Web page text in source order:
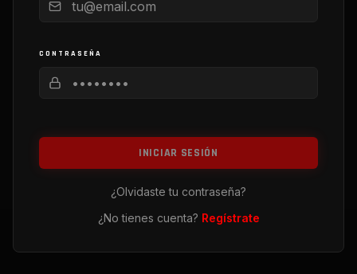
CONTRASEÑA
INICIAR SESIÓN
¿Olvidaste tu contraseña?
¿No tienes cuenta? Regístrate